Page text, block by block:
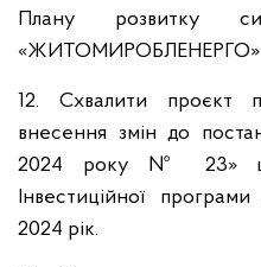
Плану розвитку
«ЖИТОМИРОБЛЕНЕРГО»
12. Схвалити проєкт
внесення змін до
2024 року № 23»
Інвестиційної
2024 рік.